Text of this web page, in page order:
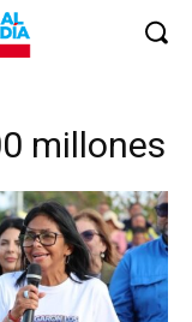
millones